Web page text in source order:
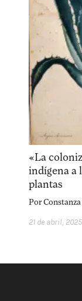
«La
indígena a
plantas
Por
21 de abril, 2025
acerca